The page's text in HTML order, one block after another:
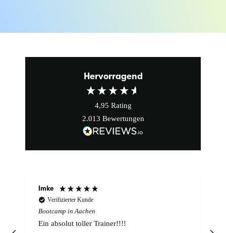
Hervorragend
4,95 Rating
2.013 Bewertungen
Imke
Verifizierter Kunde
Bootcamp in Aachen
Ein absolut toller Trainer!!!!